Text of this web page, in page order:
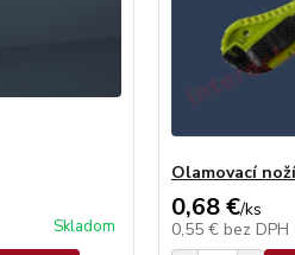
Skladom
Olamovací
0,68 €/ks
0,55 € bez DPH